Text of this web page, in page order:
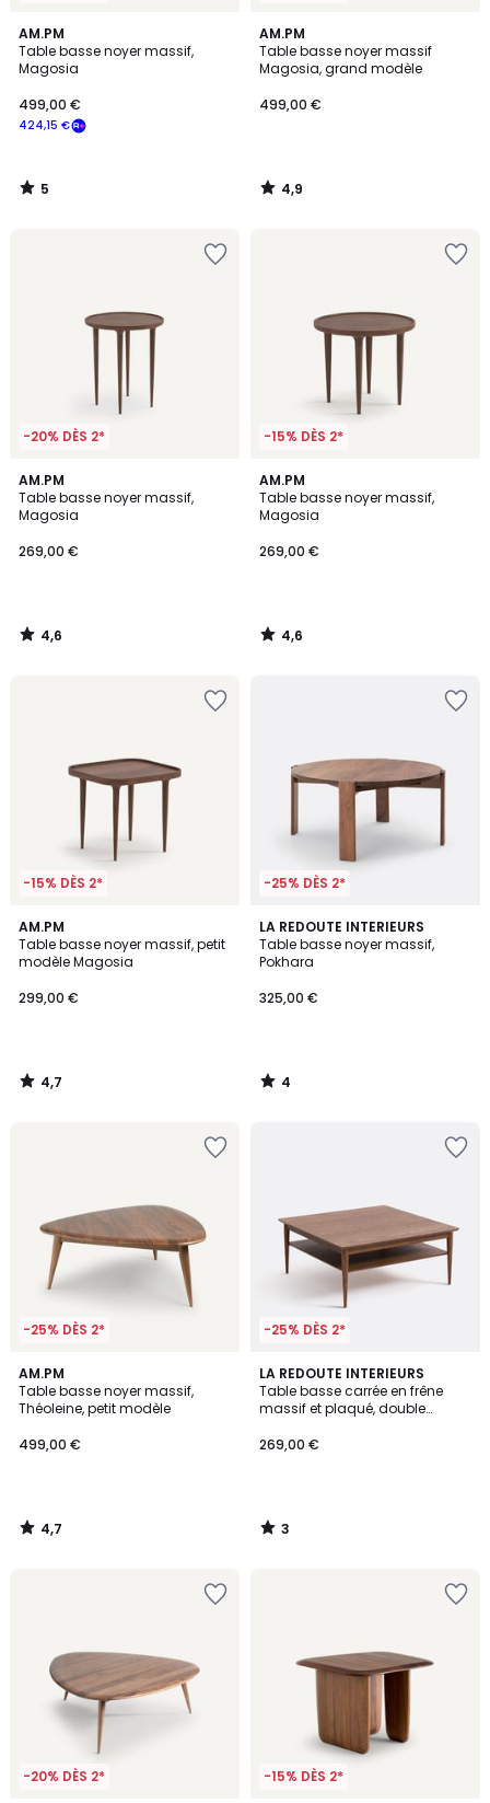
AM.PM
Table basse noyer massif,
Magosia
424,15 €
499,00 €
5
/
5
5
/
AM.PM
Table basse noyer massif
Magosia, grand modèle
499,00 €
4,9
/ 5
4,9
/
-20% DÈS 2*
AM.PM
Table basse noyer massif,
Magosia
269,00 €
4,6
/ 5
4,6
/
-15% DÈS 2*
AM.PM
Table basse noyer massif,
Magosia
269,00 €
4,6
/ 5
4,6
/
-15% DÈS 2*
AM.PM
Table basse noyer massif, petit
modèle Magosia
299,00 €
4,7
/ 5
4,7
/
-25% DÈS 2*
LA REDOUTE INTERIEURS
Table basse noyer massif,
Pokhara
325,00 €
4
/
5
4
/
-25% DÈS 2*
AM.PM
Table basse noyer massif,
Théoleine, petit modèle
499,00 €
4,7
/ 5
4,7
/
-25% DÈS 2*
LA REDOUTE INTERIEURS
Table basse carrée en frêne
massif et plaqué, double
269,00 €
3
/
5
3
/
-20% DÈS 2* -15% DÈS 2*